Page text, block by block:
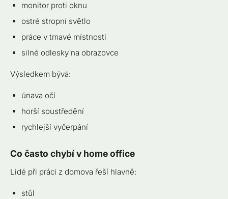
monitor proti oknu
ostré stropní světlo
práce v tmavé místnosti
silné odlesky na obrazovce
Výsledkem bývá:
únava očí
horší soustředění
rychlejší vyčerpání
Co často chybí v home office
Lidé při práci z domova řeší hlavně:
stůl